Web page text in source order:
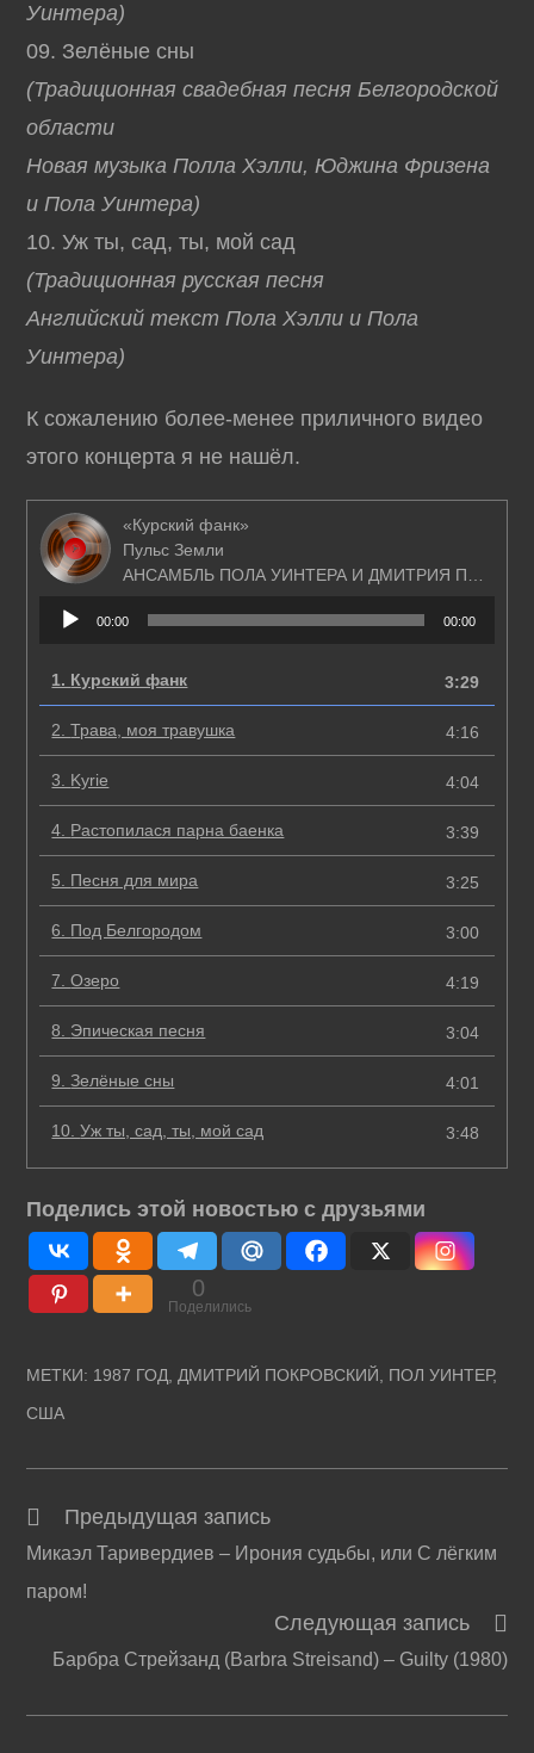
Уинтера)
09. Зелёные сны
(Традиционная свадебная песня Белгородской
области
Новая музыка Полла Хэлли, Юджина Фризена
и Пола Уинтера)
10. Уж ты, сад, ты, мой сад
(Традиционная русская песня
Английский текст Пола Хэлли и Пола
Уинтера)
К сожалению более-менее приличного видео
этого концерта я не нашёл.
«Курский фанк»
Пульс Земли
АНСАМБЛЬ ПОЛА УИНТЕРА И ДМИТРИЯ ПОКРОВСКОГО
Аудиоплеер
00:00 00:00
1. Курский фанк 3:29
2.Трава, моя травушка 4:16
3. Kyrie 4:04
4. Растопилася парна баенка 3:39
5. Песня для мира 3:25
6. Под Белгородом 3:00
7.Озеро 4:19
8. Эпическая песня 3:04
9.Зелёные сны 4:01
10.Уж ты, сад, ты, мой сад 3:48
Поделись этой новостью с друзьями
0
Поделились
МЕТКИ: 1987 ГОД, ДМИТРИЙ ПОКРОВСКИЙ, ПОЛ УИНТЕР,
США
Читать
далее
статьи
Предыдущая запись
Микаэл Таривердиев – Ирония судьбы, или С лёгким
паром!
Следующая запись
Барбра Стрейзанд (Barbra Streisand) – Guilty (1980)